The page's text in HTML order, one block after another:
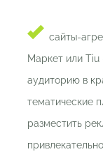
сайты-
Маркет или
аудиторию в
тематические
разместить